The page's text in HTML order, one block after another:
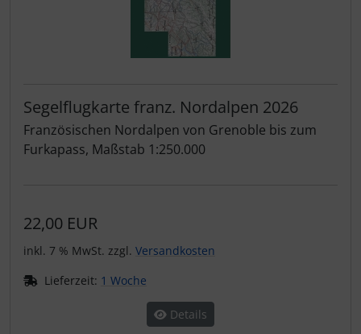
Segelflugkarte franz. Nordalpen 2026
Französischen Nordalpen von Grenoble bis zum
Furkapass, Maßstab 1:250.000
22,00 EUR
inkl. 7 % MwSt. zzgl. Versandkosten
Lieferzeit: 1 Woche
Details